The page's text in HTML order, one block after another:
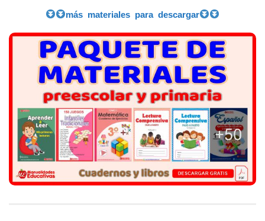
más materiales para descargar